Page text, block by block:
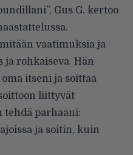
Gus G. kertoo
.
vaatimuksia ja
ja rohkaiseva. Hän
itseni ja soittaa
liittyvät
tehdä parhaani:
ja soitin, kuin